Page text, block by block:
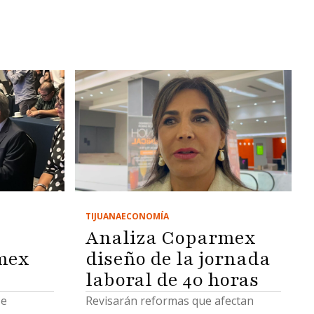
TIJUANAECONOMÍA
Analiza Coparmex
diseño de la jornada
laboral de 40 horas
Revisarán reformas que afectan